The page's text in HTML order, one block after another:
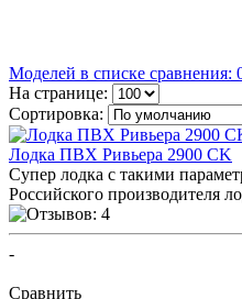
Моделей в списке сравнения:
На странице:
Сортировка:
Лодка ПВХ Ривьера 2900 CK
Супер лодка с такими
Российского производителя
-
Сравнить